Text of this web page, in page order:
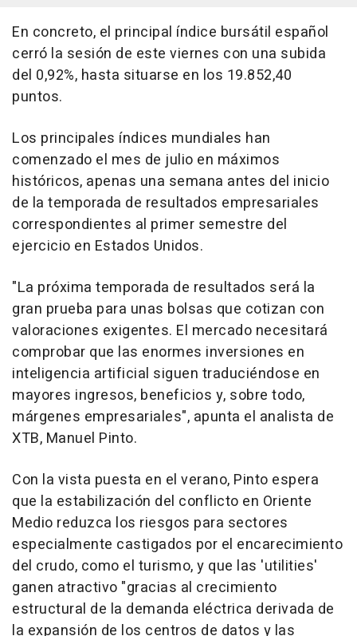
En concreto, el principal índice bursátil español
cerró la sesión de este viernes con una subida
del 0,92%, hasta situarse en los 19.852,40
puntos.
Los principales índices mundiales han
comenzado el mes de julio en máximos
históricos, apenas una semana antes del inicio
de la temporada de resultados empresariales
correspondientes al primer semestre del
ejercicio en Estados Unidos.
"La próxima temporada de resultados será la
gran prueba para unas bolsas que cotizan con
valoraciones exigentes. El mercado necesitará
comprobar que las enormes inversiones en
inteligencia artificial siguen traduciéndose en
mayores ingresos, beneficios y, sobre todo,
márgenes empresariales", apunta el analista de
XTB, Manuel Pinto.
Con la vista puesta en el verano, Pinto espera
que la estabilización del conflicto en Oriente
Medio reduzca los riesgos para sectores
especialmente castigados por el encarecimiento
del crudo, como el turismo, y que las 'utilities'
ganen atractivo "gracias al crecimiento
estructural de la demanda eléctrica derivada de
la expansión de los centros de datos y las